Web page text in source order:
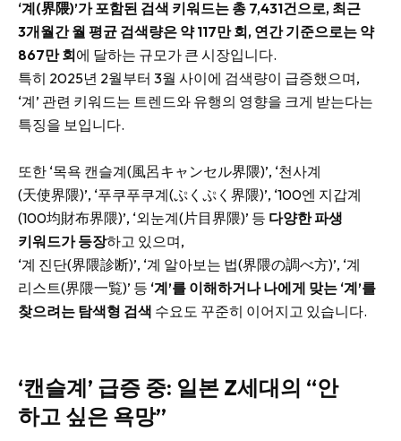
‘계(界隈)’가 포함된 검색 키워드는 총 7,431건으로, 최근
3개월간 월 평균 검색량은 약 117만 회, 연간 기준으로는 약
867만 회에 달하는 규모가 큰 시장입니다.
특히 2025년 2월부터 3월 사이에 검색량이 급증했으며,
‘계’ 관련 키워드는 트렌드와 유행의 영향을 크게 받는다는
특징을 보입니다.
또한 ‘목욕 캔슬계(風呂キャンセル界隈)’, ‘천사계
(天使界隈)’, ‘푸쿠푸쿠계(ぷくぷく界隈)’, ‘100엔 지갑계
(100均財布界隈)’, ‘외눈계(片目界隈)’ 등 다양한 파생
키워드가 등장하고 있으며,
‘계 진단(界隈診断)’, ‘계 알아보는 법(界隈の調べ方)’, ‘계
리스트(界隈一覧)’ 등 ‘계’를 이해하거나 나에게 맞는 ‘계’를
찾으려는 탐색형 검색 수요도 꾸준히 이어지고 있습니다.
‘캔슬계’ 급증 중: 일본 Z세대의 “안
하고 싶은 욕망”